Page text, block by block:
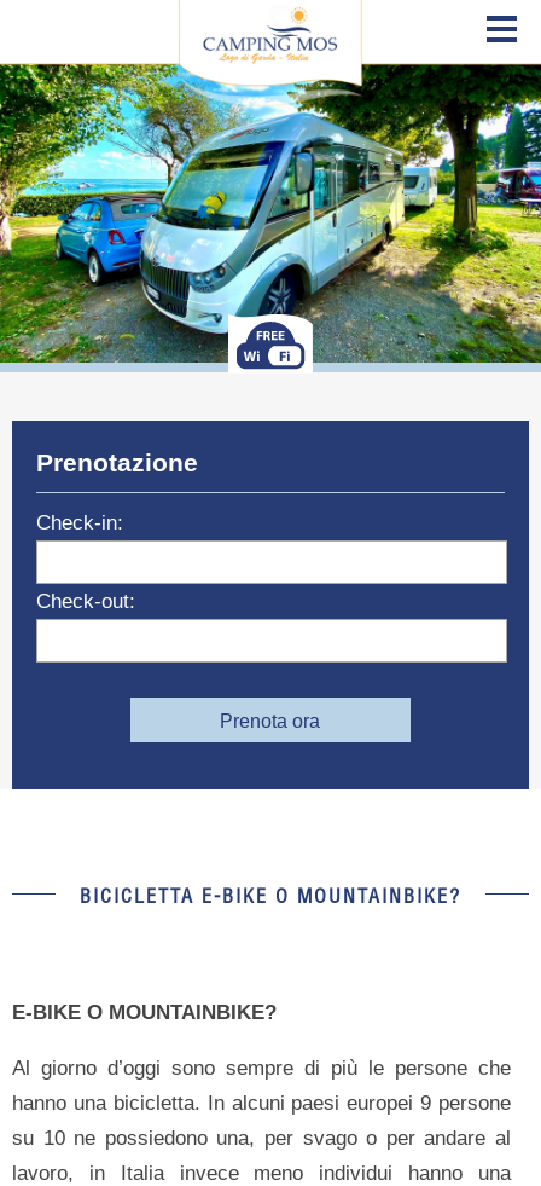
Prenotazione
Check-in:
Check-out:
Prenota ora
BICICLETTA E-BIKE O MOUNTAINBIKE?
E-BIKE O MOUNTAINBIKE?
Al giorno d’oggi sono sempre di più le persone che
hanno una bicicletta. In alcuni paesi europei 9 persone
su 10 ne possiedono una, per svago o per andare al
lavoro, in Italia invece meno individui hanno una